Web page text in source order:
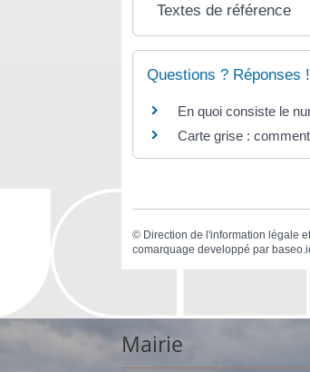
Textes de référence
Questions ? Réponses !
En quoi consiste le
Carte grise :
© Direction de l'information légale
comarquage developpé par
Mairie